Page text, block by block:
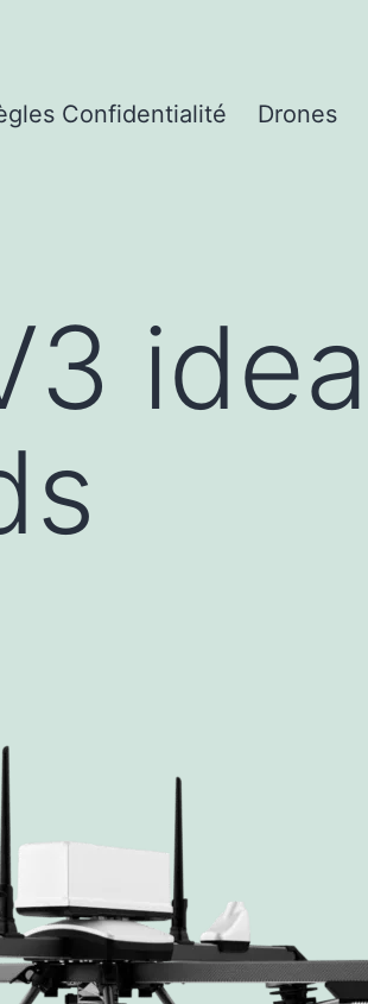
Confidentialité Drones